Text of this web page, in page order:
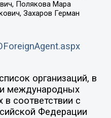
Полякова Мара
Захаров Герман
организаций, в
международных
в соответствии с
Федерации